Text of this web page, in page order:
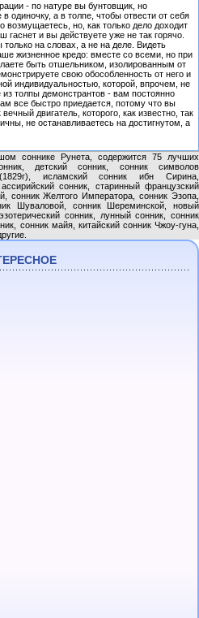
- по натуре вы бунтовщик, но
одиночку, а в толпе, чтобы отвести от себя
возмущаетесь, но, как только дело доходит
гаснет и вы действуете уже не так горячо.
на словах, а не на деле. Видеть
жизненное кредо: вместе со всеми, но при
быть отшельником, изолированным от
свою обособленность от него и
индивидуальностью, которой, впрочем, не
толпы демонстрантов - вам постоянно
все быстро приедается, потому что вы
двигатель, которого, как известно, так
не останавливаетесь на достигнутом, а
соннике Рунета, содержится 75 лучших
детский сонник, сонник символов
(1829г), исламский сонник ибн Сирина,
сонник, старинный французский
сонник Желтого Императора, сонник Эзопа,
Шуваловой, сонник Шереминской, новый
сонник, лунный сонник, сонник
сонник майя, китайский сонник Чжоу-гуна,